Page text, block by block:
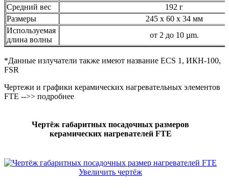
Средний вес
192 г
Размеры
245 x 60 x 34 мм
Используемая
длина волны
от 2 до 10 µm.
*Данные излучатели также имеют название ECS 1, ИКН-100,
FSR
Чертежи и графики керамических нагревательных элементов
FTE -->> подробнее
Чертёж габаритных посадочных размеров
керамических нагревателей FTE
Увеличить чертёж